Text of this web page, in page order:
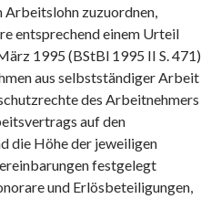
Arbeitslohn zuzuordnen,
entsprechend einem Urteil
1995 (BStBl 1995 II S. 471)
aus selbstständiger Arbeit
des Arbeitnehmers
auf den
die Höhe der jeweiligen
festgelegt
und Erlösbeteiligungen,